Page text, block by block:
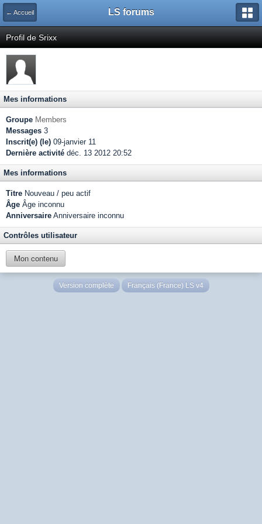
← Accueil LS forums
Profil de Srixx
Mes informations
Groupe Members
Messages 3
Inscrit(e) (le) 09-janvier 11
Dernière activité déc. 13 2012 20:52
Mes informations
Titre Nouveau / peu actif
Âge Âge inconnu
Anniversaire Anniversaire inconnu
Contrôles utilisateur
Mon contenu
Version complète Français (France) LS v4